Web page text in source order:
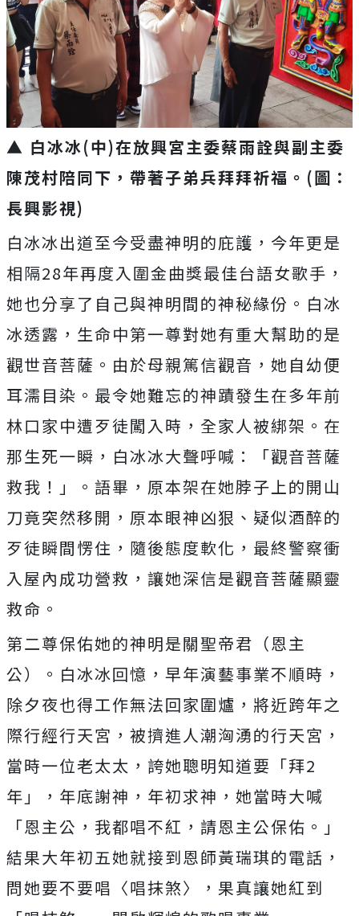
▲ 白冰冰(中)在放興宮主委蔡雨詮與副主委
陳茂村陪同下，帶著子弟兵拜拜祈福。(圖：
長興影視)
白冰冰出道至今受盡神明的庇護，今年更是
相隔28年再度入圍金曲獎最佳台語女歌手，
她也分享了自己與神明間的神秘緣份。 白冰
冰透露，生命中第一尊對她有重大幫助的是
觀世音菩薩。 由於母親篤信觀音，她自幼便
耳濡目染。最令她難忘的神蹟發生在多年前
林口家中遭歹徒闖入時，全家人被綁架。在
那生死一瞬， 白冰冰大聲呼喊：「觀音菩薩
救我！」。語畢， 原本架在她脖子上的開山
刀竟突然移開，原本眼神凶狠、疑似酒醉的
歹徒瞬間愣住，隨後態度軟化，最終警察衝
入屋內成功營救， 讓她深信是觀音菩薩顯靈
救命。
第二尊保佑她的神明是關聖帝君（恩主
公）。白冰冰回憶，早年演藝事業不順時，
除夕夜也得工作無法回家圍爐，將近跨年之
際行經行天宮，被擠進人潮洶湧的行天宮，
當時一位老太太，誇她聰明知道要「拜2
年」，年底謝神，年初求神，她當時大喊
「恩主公， 我都唱不紅，請恩主公保佑。」
結果大年初五她就接到恩師黃瑞琪的電話，
問她要不要唱〈唱抹煞〉，果真讓她紅到